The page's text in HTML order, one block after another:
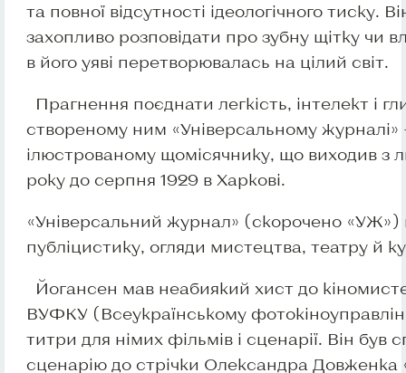
та повної відсутності ідеологічного тиску.
захопливо розповідати про зубну щітку чи
в його уяві перетворювалась на цілий світ.
Прагнення поєднати легкість, інтелект і
створеному ним «Універсальному журналі»
ілюстрованому щомісячнику, що виходив з
року до серпня 1929 в Харкові.
«Універсальний журнал» (скорочено «УЖ»)
публіцистику, огляди мистецтва, театру й
Йогансен мав неабиякий хист до
ВУФКУ (Всеукраїнському
титри для німих фільмів і сценарії. Він був
сценарію до стрічки Олександра Довженка